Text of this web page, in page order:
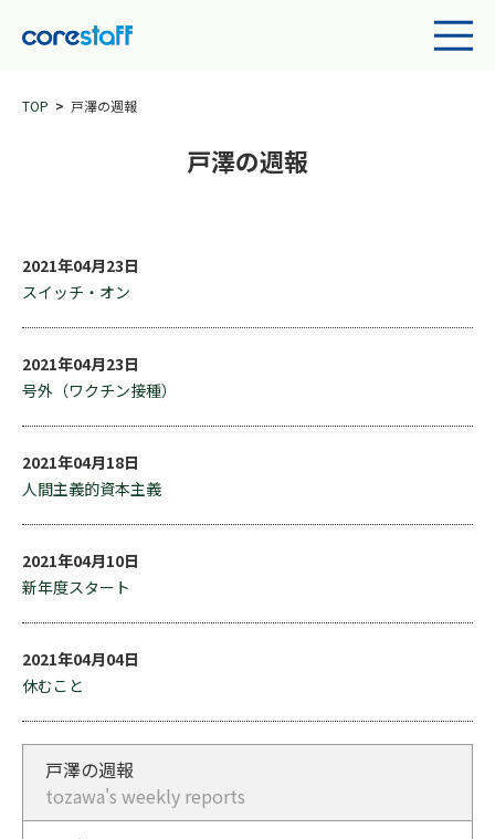
TOP 戸澤の週報
戸澤の週報
2021年04月23日
スイッチ・オン
2021年04月23日
号外（ワクチン接種）
2021年04月18日
人間主義的資本主義
2021年04月10日
新年度スタート
2021年04月04日
休むこと
戸澤の週報
tozawa's weekly reports